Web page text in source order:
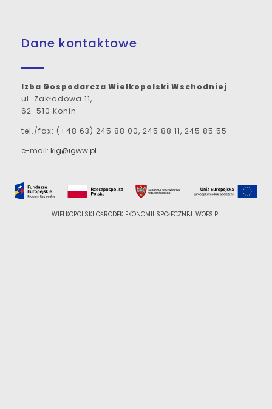
Dane kontaktowe
Izba Gospodarcza Wielkopolski Wschodniej
ul. Zakładowa 11,
62-510 Konin
tel./fax: (+48 63) 245 88 00, 245 88 11, 245 85 55
e-mail: kig@igww.pl
WIELKOPOLSKI OŚRODEK EKONOMII SPOŁECZNEJ: WOES.PL